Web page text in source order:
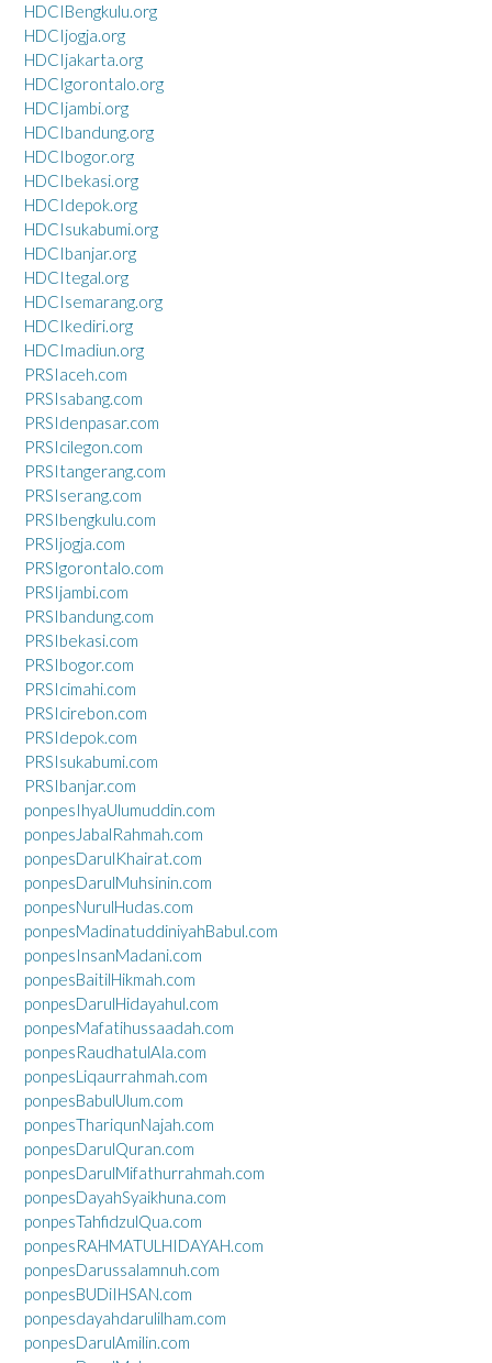
HDCIBengkulu.org
HDCIjogja.org
HDCIjakarta.org
HDCIgorontalo.org
HDCIjambi.org
HDCIbandung.org
HDCIbogor.org
HDCIbekasi.org
HDCIdepok.org
HDCIsukabumi.org
HDCIbanjar.org
HDCItegal.org
HDCIsemarang.org
HDCIkediri.org
HDCImadiun.org
PRSIaceh.com
PRSIsabang.com
PRSIdenpasar.com
PRSIcilegon.com
PRSItangerang.com
PRSIserang.com
PRSIbengkulu.com
PRSIjogja.com
PRSIgorontalo.com
PRSIjambi.com
PRSIbandung.com
PRSIbekasi.com
PRSIbogor.com
PRSIcimahi.com
PRSIcirebon.com
PRSIdepok.com
PRSIsukabumi.com
PRSIbanjar.com
ponpesIhyaUlumuddin.com
ponpesJabalRahmah.com
ponpesDarulKhairat.com
ponpesDarulMuhsinin.com
ponpesNurulHudas.com
ponpesMadinatuddiniyahBabul.com
ponpesInsanMadani.com
ponpesBaitilHikmah.com
ponpesDarulHidayahul.com
ponpesMafatihussaadah.com
ponpesRaudhatulAla.com
ponpesLiqaurrahmah.com
ponpesBabulUlum.com
ponpesThariqunNajah.com
ponpesDarulQuran.com
ponpesDarulMifathurrahmah.com
ponpesDayahSyaikhuna.com
ponpesTahfidzulQua.com
ponpesRAHMATULHIDAYAH.com
ponpesDarussalamnuh.com
ponpesBUDiIHSAN.com
ponpesdayahdarulilham.com
ponpesDarulAmilin.com